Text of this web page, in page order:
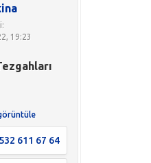
19:23
532 611 67 64